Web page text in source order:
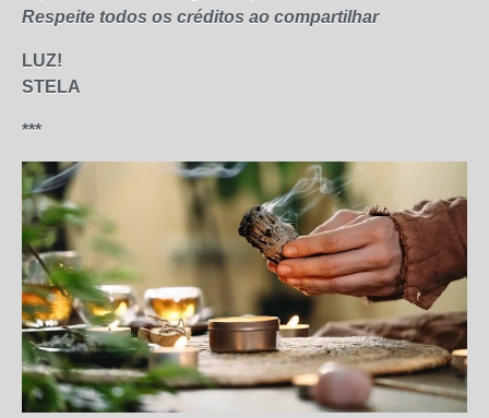
Respeite todos os créditos ao compartilhar
LUZ!
STELA
***